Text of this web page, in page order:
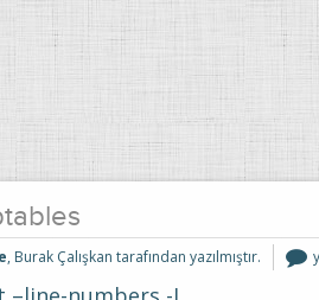
, Burak Çalışkan tarafından yazılmıştır.